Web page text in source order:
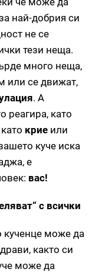
най-добрия си
не се
тези неща.
много неща,
или се движат,
. А
реагира, като
като крие или
куче иска
е
вас!
с всички
може да
както си
може да